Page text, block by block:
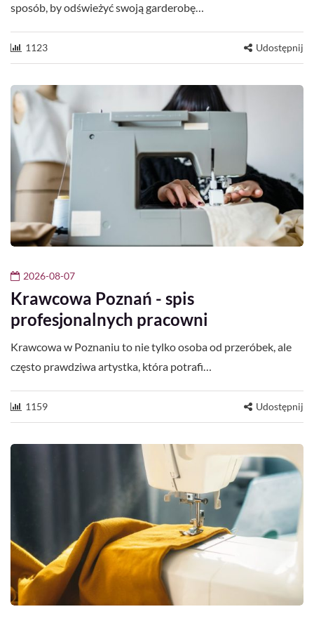
sposób, by odświeżyć swoją garderobę…
1123 Udostępnij
2026-08-07
Krawcowa Poznań - spis
profesjonalnych pracowni
Krawcowa w Poznaniu to nie tylko osoba od przeróbek, ale
często prawdziwa artystka, która potrafi…
1159 Udostępnij